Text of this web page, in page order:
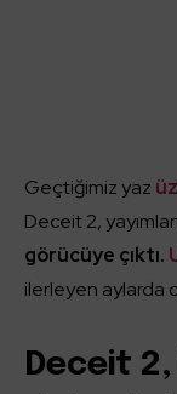
Geçtiğimiz yaz
Deceit 2,
görücüye çıktı.
ilerleyen aylarda
Deceit